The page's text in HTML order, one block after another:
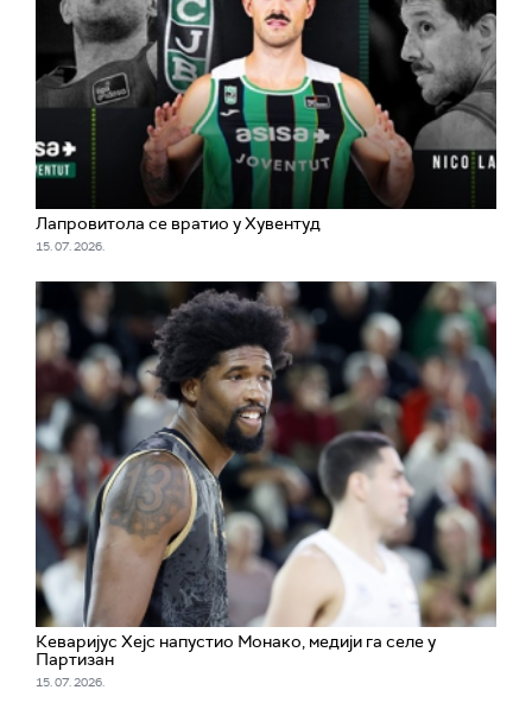
Лапровитола се вратио у Хувентуд
15. 07. 2026.
Кеваријус Хејс напустио Монако, медији га селе у
Партизан
15. 07. 2026.